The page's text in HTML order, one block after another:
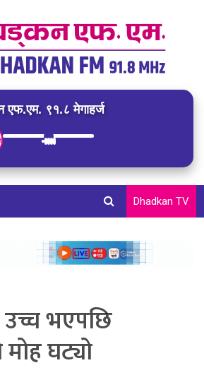
९१.८ मेगाहर्ज
Dhadkan TV
भएपछि
मोह घट्यो